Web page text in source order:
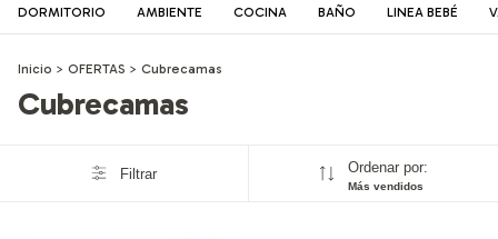
DORMITORIO AMBIENTE COCINA BAÑO LINEA BEBÉ
Inicio > OFERTAS > Cubrecamas
Cubrecamas
Filtrar Ordenar por:
Más vendidos